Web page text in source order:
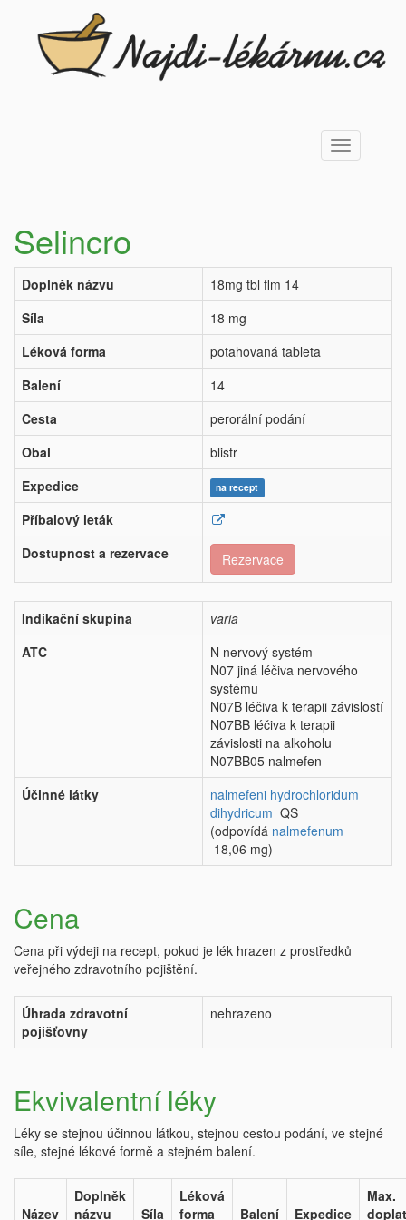
Toggle
navigation
Selincro
Doplněk názvu
18mg tbl flm 14
Síla
18 mg
Léková forma
potahovaná tableta
Balení
14
Cesta
perorální podání
Obal
blistr
Expedice
na recept
Příbalový leták
Dostupnost a rezervace
Rezervace
Indikační skupina
varia
ATC
N nervový systém
N07 jiná léčiva nervového
systému
N07B léčiva k terapii závislostí
N07BB léčiva k terapii
závislosti na alkoholu
N07BB05 nalmefen
Účinné látky
nalmefeni hydrochloridum
dihydricum QS
(odpovídá nalmefenum
18,06 mg)
Cena
Cena při výdeji na recept, pokud je lék hrazen z prostředků
veřejného zdravotního pojištění.
Úhrada zdravotní
pojišťovny
nehrazeno
Ekvivalentní léky
Léky se stejnou účinnou látkou, stejnou cestou podání, ve stejné
síle, stejné lékové formě a stejném balení.
Název
Doplněk
názvu
Síla
Léková
forma
Balení Expedice
Max.